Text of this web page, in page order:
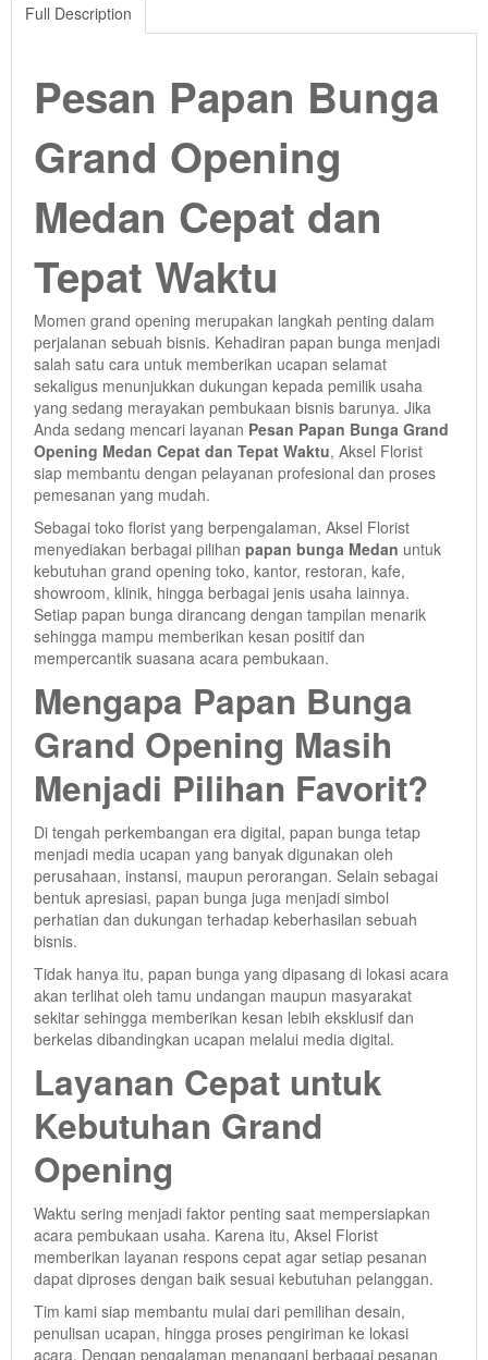
Full Description
Pesan Papan Bunga
Grand Opening
Medan Cepat dan
Tepat Waktu
Momen grand opening merupakan langkah penting dalam
perjalanan sebuah bisnis. Kehadiran papan bunga menjadi
salah satu cara untuk memberikan ucapan selamat
sekaligus menunjukkan dukungan kepada pemilik usaha
yang sedang merayakan pembukaan bisnis barunya. Jika
Anda sedang mencari layanan Pesan Papan Bunga Grand
Opening Medan Cepat dan Tepat Waktu, Aksel Florist
siap membantu dengan pelayanan profesional dan proses
pemesanan yang mudah.
Sebagai toko florist yang berpengalaman, Aksel Florist
menyediakan berbagai pilihan papan bunga Medan untuk
kebutuhan grand opening toko, kantor, restoran, kafe,
showroom, klinik, hingga berbagai jenis usaha lainnya.
Setiap papan bunga dirancang dengan tampilan menarik
sehingga mampu memberikan kesan positif dan
mempercantik suasana acara pembukaan.
Mengapa Papan Bunga
Grand Opening Masih
Menjadi Pilihan Favorit?
Di tengah perkembangan era digital, papan bunga tetap
menjadi media ucapan yang banyak digunakan oleh
perusahaan, instansi, maupun perorangan. Selain sebagai
bentuk apresiasi, papan bunga juga menjadi simbol
perhatian dan dukungan terhadap keberhasilan sebuah
bisnis.
Tidak hanya itu, papan bunga yang dipasang di lokasi acara
akan terlihat oleh tamu undangan maupun masyarakat
sekitar sehingga memberikan kesan lebih eksklusif dan
berkelas dibandingkan ucapan melalui media digital.
Layanan Cepat untuk
Kebutuhan Grand
Opening
Waktu sering menjadi faktor penting saat mempersiapkan
acara pembukaan usaha. Karena itu, Aksel Florist
memberikan layanan respons cepat agar setiap pesanan
dapat diproses dengan baik sesuai kebutuhan pelanggan.
Tim kami siap membantu mulai dari pemilihan desain,
penulisan ucapan, hingga proses pengiriman ke lokasi
acara. Dengan pengalaman menangani berbagai pesanan